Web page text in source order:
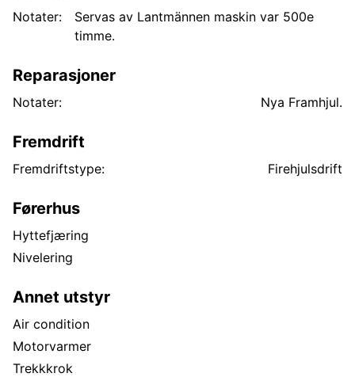
Notater:
Servas av Lantmännen maskin var 500e
timme.
Reparasjoner
Notater: Nya Framhjul.
Fremdrift
Fremdriftstype: Firehjulsdrift
Førerhus
Hyttefjæring
Nivelering
Annet utstyr
Air condition
Motorvarmer
Trekkkrok